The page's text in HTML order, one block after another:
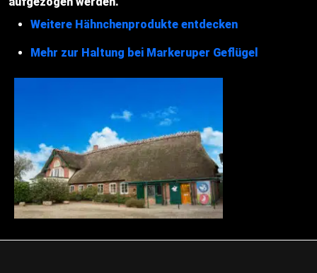
Weitere Hähnchenprodukte entdecken
Mehr zur Haltung bei Markeruper Geflügel